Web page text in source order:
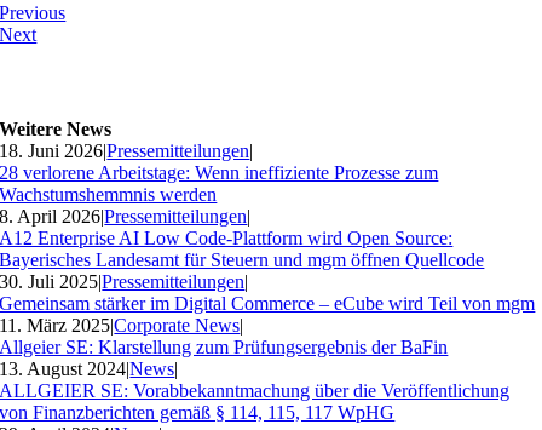
Previous
Next
Weitere News
18. Juni 2026|Pressemitteilungen|
28 verlorene Arbeitstage: Wenn ineffiziente Prozesse zum
Wachstumshemmnis werden
8. April 2026|Pressemitteilungen|
A12 Enterprise AI Low Code-Plattform wird Open Source:
Bayerisches Landesamt für Steuern und mgm öffnen Quellcode
30. Juli 2025|Pressemitteilungen|
Gemeinsam stärker im Digital Commerce – eCube wird Teil von mgm
11. März 2025|Corporate News|
Allgeier SE: Klarstellung zum Prüfungsergebnis der BaFin
13. August 2024|News|
ALLGEIER SE: Vorabbekanntmachung über die Veröffentlichung
von Finanzberichten gemäß § 114, 115, 117 WpHG